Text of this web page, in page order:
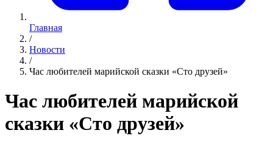
Главная
/
Новости
/
Час любителей марийской сказки «Сто друзей»
Час любителей марийской
сказки «Сто друзей»